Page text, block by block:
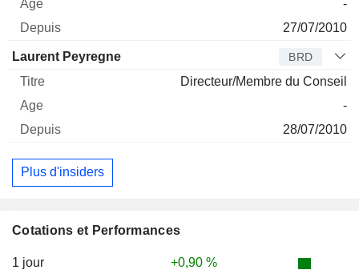
Cotations et Performances
1 jour
+0,90 %
-
27/07/2010
Laurent Peyregne BRD
Directeur/Membre du Conseil
-
28/07/2010
Plus d'insiders